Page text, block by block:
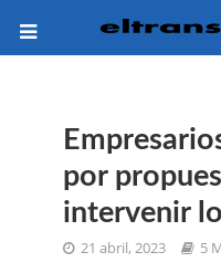
por
intervenir
21 abril, 2023 5